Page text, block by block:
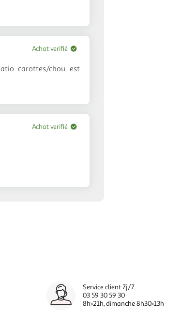
carottes/chou est
Achat verifié
Achat verifié
Service client 7j/7
03 59 30 59 30
8h>21h, dimanche 8h30>13h